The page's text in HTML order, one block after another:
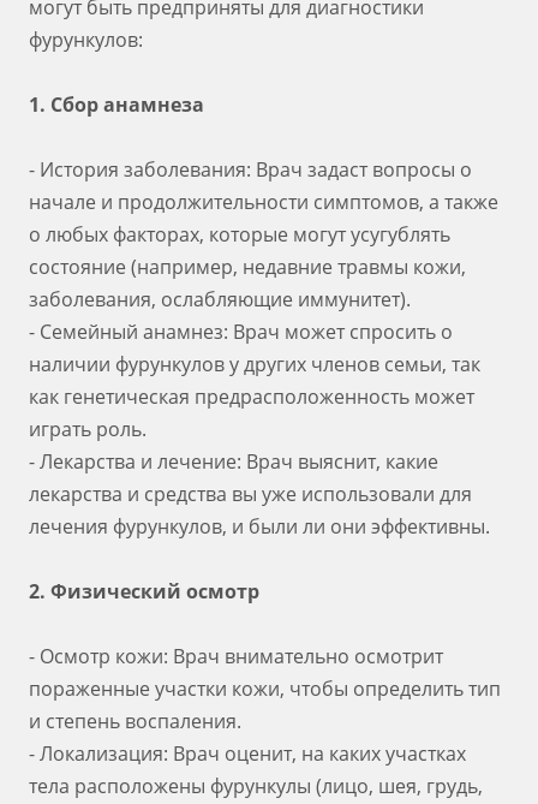
могут быть предприняты для диагностики
фурункулов:
1. Сбор анамнеза
- История заболевания: Врач задаст вопросы о
начале и продолжительности симптомов, а также
о любых факторах, которые могут усугублять
состояние (например, недавние травмы кожи,
заболевания, ослабляющие иммунитет).
- Семейный анамнез: Врач может спросить о
наличии фурункулов у других членов семьи, так
как генетическая предрасположенность может
играть роль.
- Лекарства и лечение: Врач выяснит, какие
лекарства и средства вы уже использовали для
лечения фурункулов, и были ли они эффективны.
2. Физический осмотр
- Осмотр кожи: Врач внимательно осмотрит
пораженные участки кожи, чтобы определить тип
и степень воспаления.
- Локализация: Врач оценит, на каких участках
тела расположены фурункулы (лицо, шея, грудь,